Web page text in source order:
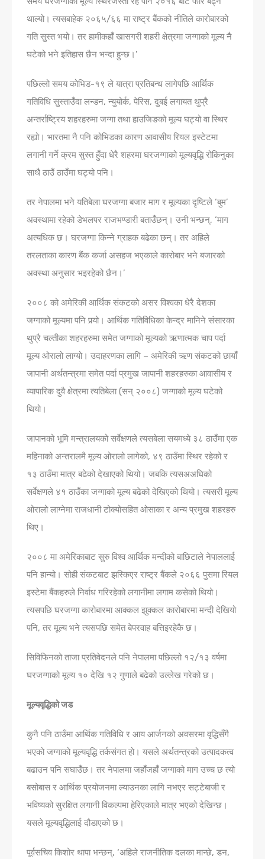
थाल्यो। त्यसबाहेक २०६५/६६ मा राष्ट्र बैंकको नीतिले कारोबारको
गति सुस्त भयो। तर हामीकहाँ खासगरी शहरी क्षेत्रमा जग्गाको मूल्य नै
घटेको भने इतिहास छैन भन्दा हुन्छ।’
पछिल्लो समय कोभिड-१९ ले यात्रा प्रतिबन्ध लागेपछि आर्थिक
गतिविधि सुस्ताउँदा लन्डन, न्युयोर्क, पेरिस, दुबई लगायत थुप्रै
अन्तर्राष्ट्रिय शहरहरुमा जग्गा तथा हाउजिङको मूल्य घट्यो वा स्थिर
रह्यो। भारतमा नै पनि कोभिडका कारण आवासीय रियल इस्टेटमा
लगानी गर्ने क्रम सुस्त हुँदा धेरै शहरमा घरजग्गाको मूल्यवृद्धि रोकिनुका
साथै ठाउँ ठाउँमा घट्यो पनि।
तर नेपालमा भने यतिबेला घरजग्‍गा बजार माग र मूल्यका दृष्टिले ‘बुम’
अवस्थामा रहेको डेभलपर राजभण्डारी बताउँछन्। उनी भन्छन्, ‘माग
अत्यधिक छ। घरजग्गा किन्ने ग्राहक बढेका छन्। तर अहिले
तरलताका कारण बैंक कर्जा असहज भएकाले कारोबार भने बजारको
अवस्था अनुसार भइरहेको छैन।’
२००८ को अमेरिकी आर्थिक संकटको असर विश्वका धेरै देशका
जग्गाको मूल्यमा पनि पर्‍यो। आर्थिक गतिविधिका केन्द्र मानिने संसारका
थुप्रै चल्तीका शहरहरुमा समेत जग्गाको मूल्यको ऋणात्मक चाप पर्दा
मूल्य ओरालो लाग्यो। उदाहरणका लागि – अमेरिकी ऋण संकटको छायाँ
जापानी अर्थतन्त्रमा समेत पर्दा प्रमुख जापानी शहरहरुका आवासीय र
व्यापारिक दुवै क्षेत्रमा त्यतिबेला (सन् २००८) जग्गाको मूल्य घटेको
थियो।
जापानको भूमि मन्त्रालयको सर्वेक्षणले त्यसबेला सयमध्ये ३८ ठाउँमा एक
महिनाको अन्तरालमै मूल्य ओरालो लागेको, ४९ ठाउँमा स्थिर रहेको र
१३ ठाउँमा मात्र बढेको देखाएको थियो। जबकि त्यसअअघिको
सर्वेक्षणले ४१ ठाउँका जग्गाको मूल्य बढेको देखिएको थियो। त्यसरी मूल्य
ओरालो लाग्नेमा राजधानी टोक्योसहित ओसाका र अन्य प्रमुख शहरहरु
थिए।
२००८ मा अमेरिकाबाट सुरु विश्व आर्थिक मन्दीको बाछिटाले नेपाललाई
पनि हान्यो। सोही संकटबाट झस्किएर राष्ट्र बैंकले २०६६ पुसमा रियल
इस्टेमा बैंकहरुले निर्वाध गरिरहेको लगानीमा लगाम कसेको थियो।
त्यसपछि घरजग्गा कारोबारमा आक्कल झुक्कल कारोबारमा मन्दी देखियो
पनि, तर मूल्य भने त्यसपछि समेत बेपरवाह बत्तिइरहेकै छ।
सिविफिनको ताजा प्रतिवेदनले पनि नेपालमा पछिल्लो १२/१३ वर्षमा
घरजग्गाको मूल्य १० देखि १२ गुणाले बढेको उल्लेख गरेको छ।
मूल्यवृद्धिको जड
कुनै पनि ठाउँमा आर्थिक गतिविधि र आय आर्जनको अवसरमा वृद्धिसँगै
भएको जग्गाको मूल्यवृद्धि तर्कसं‌गत हो। यसले अर्थतन्त्रको उत्पादकत्व
बढाउन पनि सघाउँछ। तर नेपालमा जहाँजहाँ जग्गाको माग उच्च छ त्यो
बसोबास र आर्थिक प्रयोजनमा ल्याउनका लागि नभएर सट्टेबाजी र
भविष्यको सुरक्षित लगानी विकल्पमा हेरिएकाले मात्र भएको देखिन्छ।
यसले मूल्यवृद्धिलाई दौडाएको छ।
पूर्वसचिव किशोर थापा भन्छन्, ‘अहिले राजनीतिक दलका मान्छे, डन,